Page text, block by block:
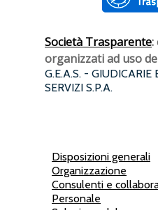
Società Trasparente:
organizzati ad uso
G.E.A.S. - GIUDICARIE
SERVIZI S.P.A.
Disposizioni generali
Organizzazione
Consulenti e
Personale